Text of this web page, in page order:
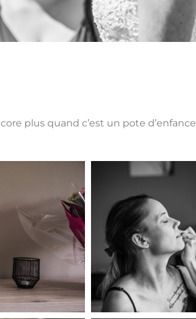
plus quand c’est un pote